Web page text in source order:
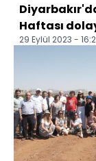
Haftası
yangın
29 Eylül 2023 -